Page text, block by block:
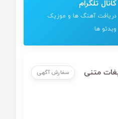
کانال تلگرام
دریافت آهنگ ها و موزیک
ویدئو ها
متنی سفارش آگهی